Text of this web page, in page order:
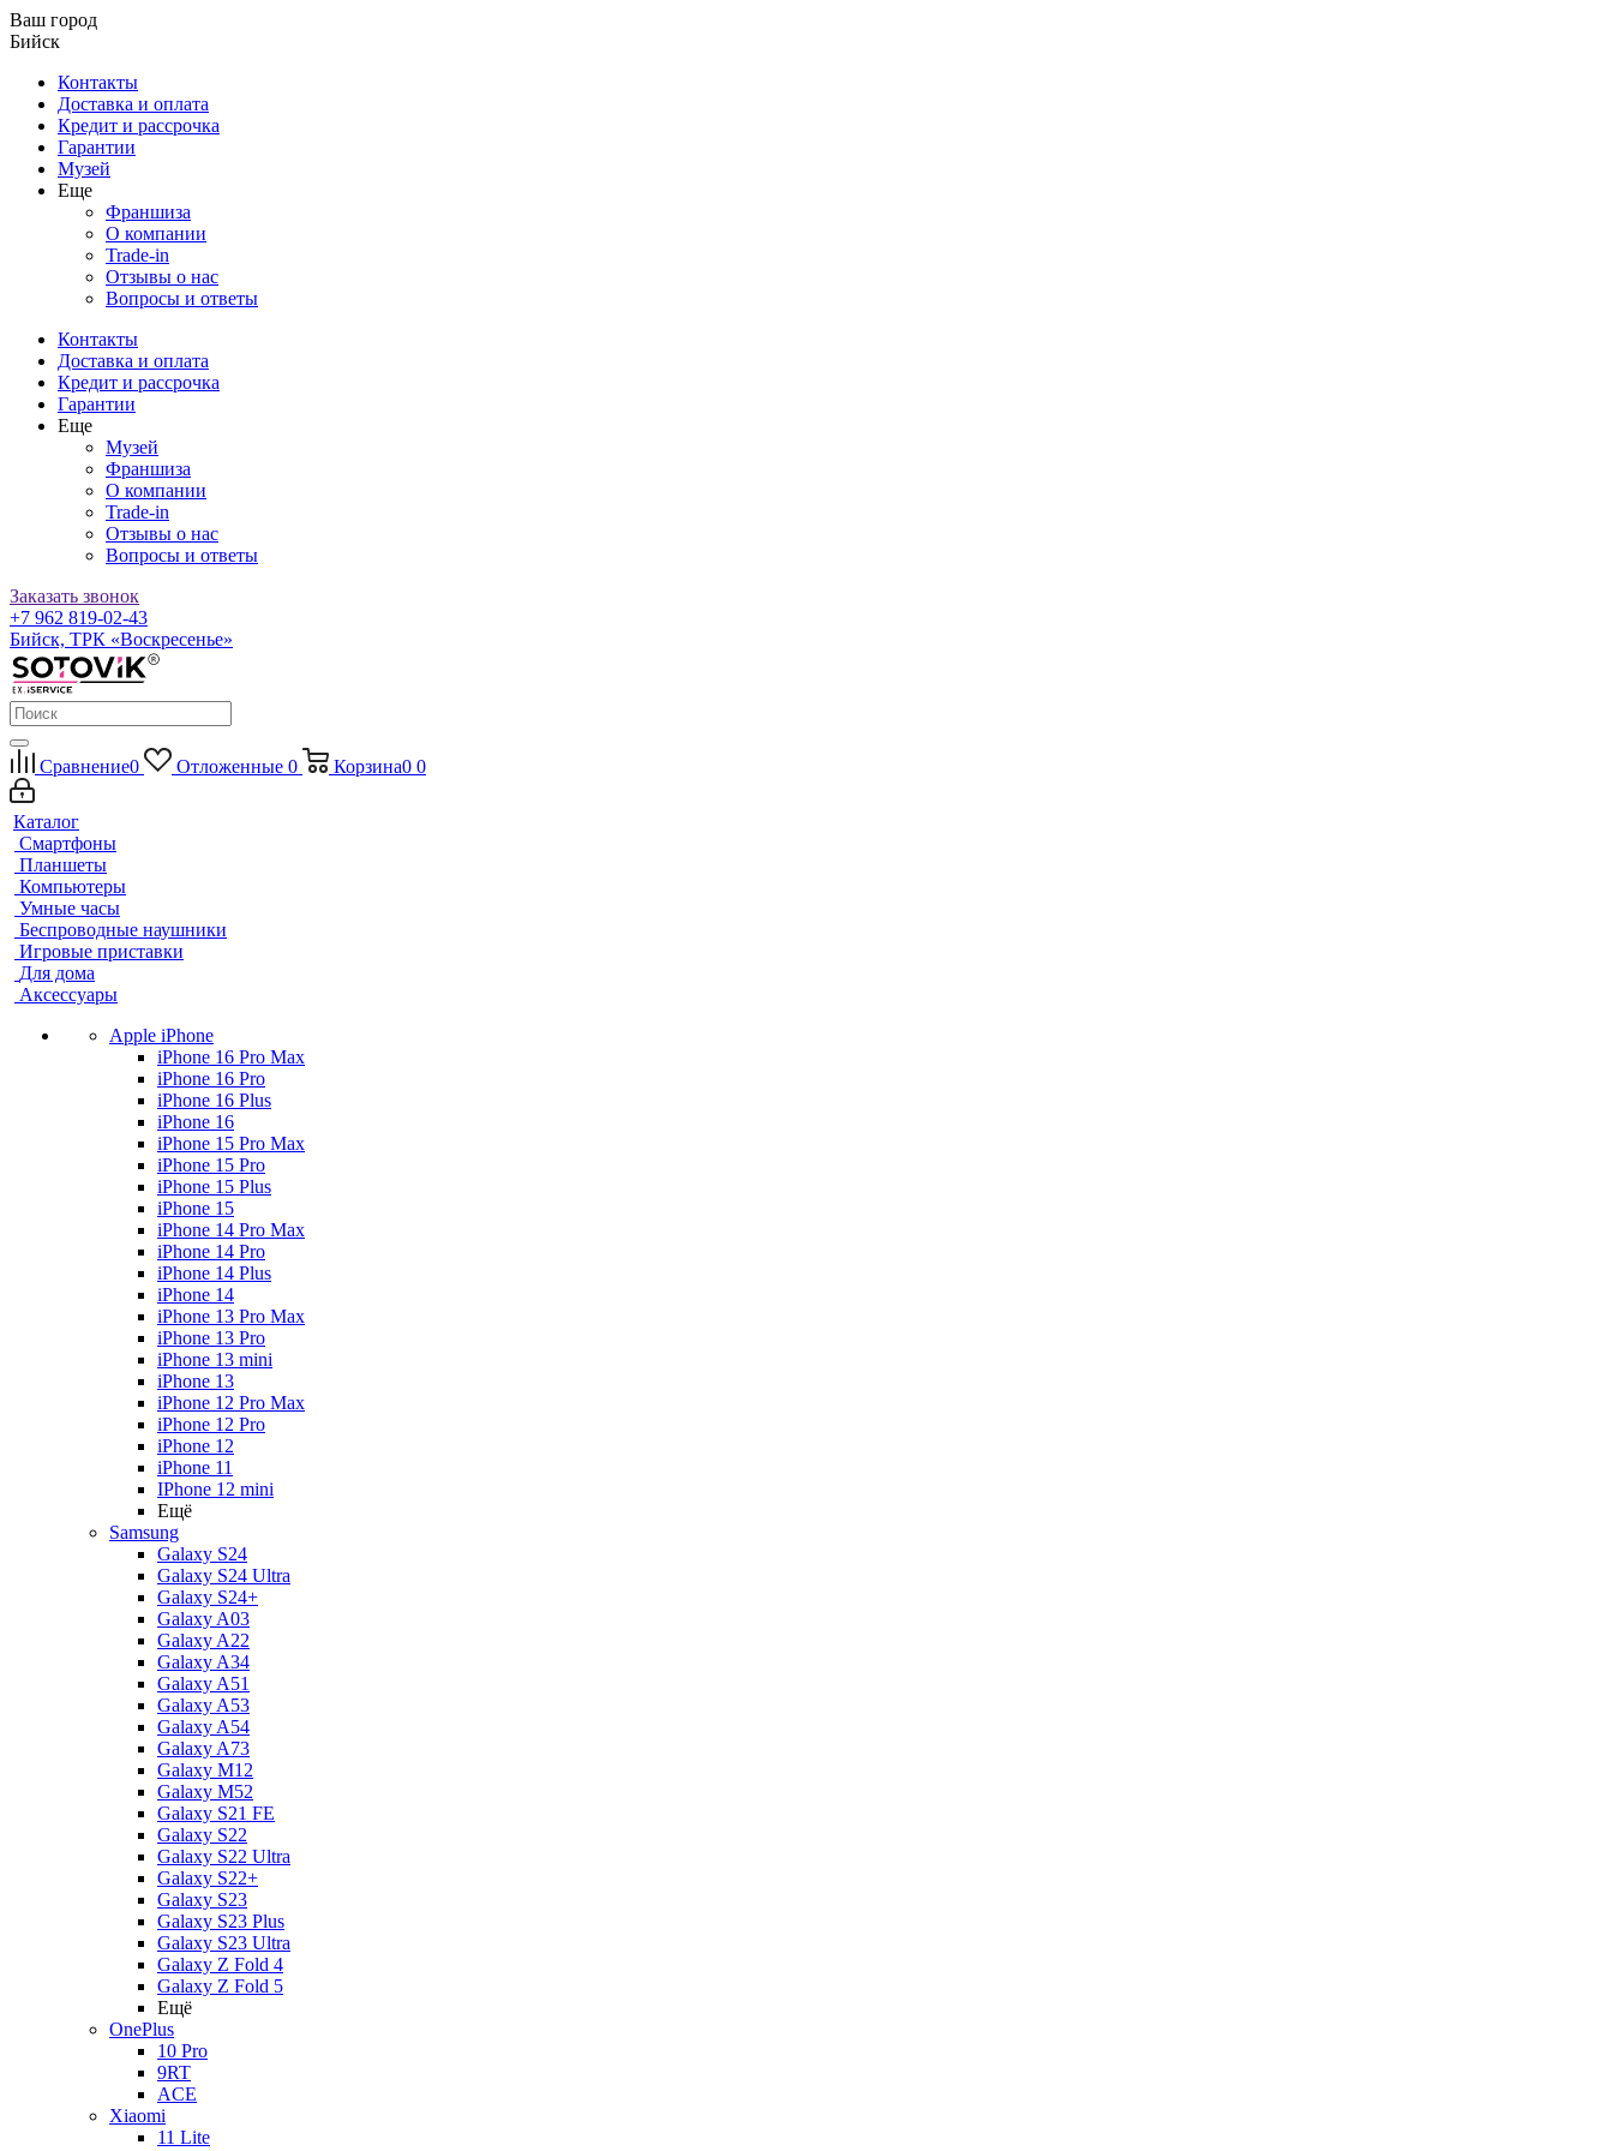
Ваш город
Бийск
Контакты
Доставка и оплата
Кредит и рассрочка
Гарантии
Музей
Еще
Франшиза
О компании
Trade-in
Отзывы о нас
Вопросы и ответы
Контакты
Доставка и оплата
Кредит и рассрочка
Гарантии
Еще
Музей
Франшиза
О компании
Trade-in
Отзывы о нас
Вопросы и ответы
Заказать звонок
+7 962 819-02-43
Бийск, ТРК «Воскресенье»
Сравнение0 Отложенные 0 Корзина0 0
Каталог
Смартфоны
Планшеты
Компьютеры
Умные часы
Беспроводные наушники
Игровые приставки
Для дома
Аксессуары
Apple iPhone
iPhone 16 Pro Max
iPhone 16 Pro
iPhone 16 Plus
iPhone 16
iPhone 15 Pro Max
iPhone 15 Pro
iPhone 15 Plus
iPhone 15
iPhone 14 Pro Max
iPhone 14 Pro
iPhone 14 Plus
iPhone 14
iPhone 13 Pro Max
iPhone 13 Pro
iPhone 13 mini
iPhone 13
iPhone 12 Pro Max
iPhone 12 Pro
iPhone 12
iPhone 11
IPhone 12 mini
Ещё
Samsung
Galaxy S24
Galaxy S24 Ultra
Galaxy S24+
Galaxy A03
Galaxy A22
Galaxy A34
Galaxy A51
Galaxy A53
Galaxy A54
Galaxy A73
Galaxy M12
Galaxy M52
Galaxy S21 FE
Galaxy S22
Galaxy S22 Ultra
Galaxy S22+
Galaxy S23
Galaxy S23 Plus
Galaxy S23 Ultra
Galaxy Z Fold 4
Galaxy Z Fold 5
Ещё
OnePlus
10 Pro
9RT
ACE
Xiaomi
11 Lite